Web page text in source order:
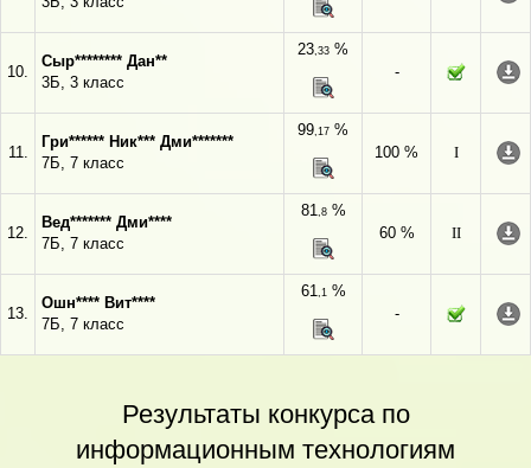
10.
Сыр******** Дан**
3Б, 3 класс
23,33 %
-
11.
Гри****** Ник*** Дми*******
7Б, 7 класс
99,17 %
100 %
I
12.
Вед******* Дми****
7Б, 7 класс
81,8%
60 %
II
13.
Ошн**** Вит****
7Б, 7 класс
61,1%
-
Результаты конкурса по
информационным технологиям